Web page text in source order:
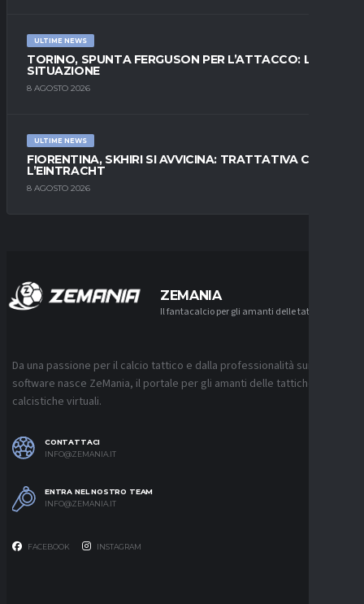
ULTIME NEWS
TORINO, SPUNTA FERGUSON PER L’ATTACCO: LA
SITUAZIONE
8 AGOSTO 2026
ULTIME NEWS
FIORENTINA, SKHIRI SI AVVICINA: TRATTATIVA CON
L’EINTRACHT
8 AGOSTO 2026
ZEMANIA
Il fantacalcio per gli amanti delle tattiche
Da una passione per il calcio tattico e dalla professionalità sui
software nasce ZeMania, il portale per gli amanti delle tattiche
calcistiche virtuali.
CONTATTACI
INFO@ZEMANIA.IT
ENTRA NEL NOSTRO TEAM
INFO@ZEMANIA.IT
FACEBOOK INSTAGRAM